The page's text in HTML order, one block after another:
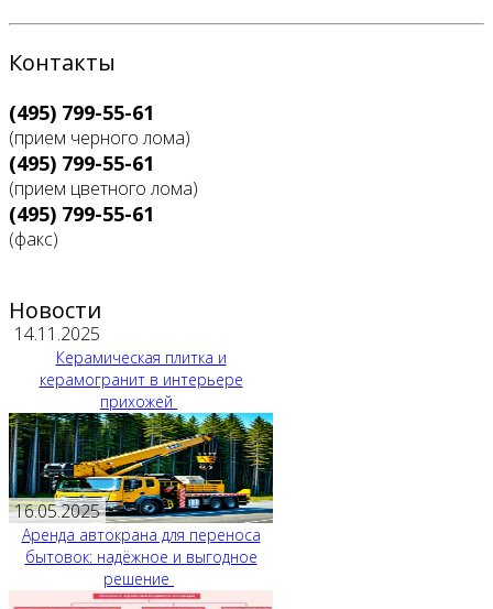
Контакты
(495) 799-55-61
(прием черного лома)
(495) 799-55-61
(прием цветного лома)
(495) 799-55-61
(факс)
Новости
14.11.2025
Керамическая плитка и
керамогранит в интерьере
прихожей
16.05.2025
Аренда автокрана для переноса
бытовок: надёжное и выгодное
решение